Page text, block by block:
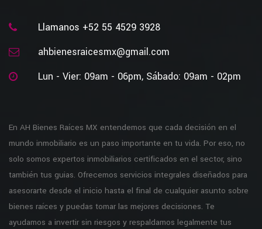
Llamanos +52 55 4529 3928
ahbienesraicesmx@gmail.com
Lun - Vier: 09am - 06pm, Sábado: 09am - 02pm
En AH Bienes Raíces MX entendemos que cada decisión en el
mundo inmobiliario es un paso importante en tu vida. Por eso, no
solo somos expertos inmobiliarios certificados en el sector, sino
también tus guias. Ofrecemos servicios integrales diseñados para
asesorarte desde el inicio hasta el final de cualquier asunto sobre
bienes raíces y puedas tomar las mejores decisiones. Te
ayudamos a invertir sin riesgos y respaldamos legalmente tus